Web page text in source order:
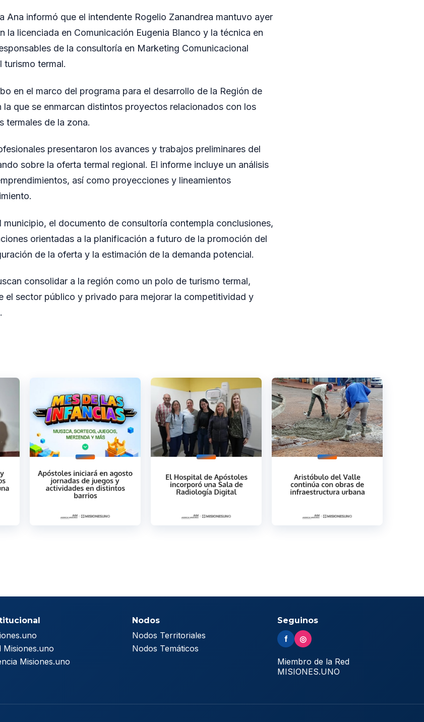
Ana informó que el intendente Rogelio Zanandrea mantuvo ayer
la licenciada en Comunicación Eugenia Blanco y la técnica en
de la consultoría en Marketing Comunicacional
turismo termal.
en el marco del programa para el desarrollo de la Región de
la que se enmarcan distintos proyectos relacionados con los
termales de la zona.
presentaron los avances y trabajos preliminares del
sobre la oferta termal regional. El informe incluye un análisis
así como proyecciones y lineamientos
municipio, el documento de consultoría contempla conclusiones,
orientadas a la planificación a futuro de la promoción del
de la oferta y la estimación de la demanda potencial.
consolidar a la región como un polo de turismo termal,
el sector público y privado para mejorar la competitividad y
Misiones.uno
Misiones.uno
Nodos
Nodos Territoriales
Nodos Temáticos
Seguinos
f ◎
Miembro de la Red
MISIONES.UNO